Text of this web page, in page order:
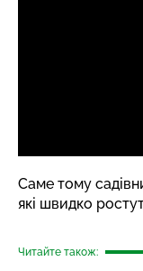
Саме тому
які швидко
Читайте також: